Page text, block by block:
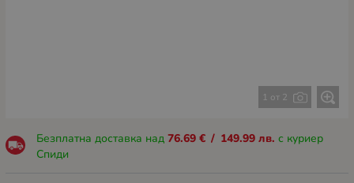
1 от 2
Безплатна доставка над 76.69 € / 149.99 лв. с куриер
Спиди